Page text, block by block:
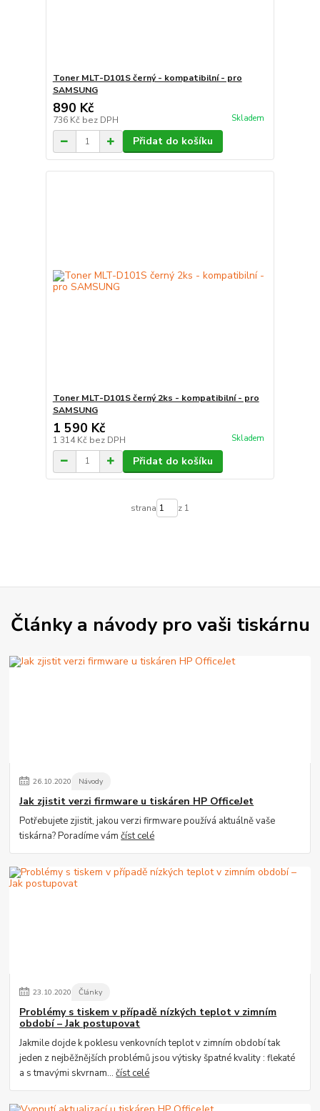
Toner MLT-D101S černý - kompatibilní - pro
SAMSUNG
890 Kč
736 Kč bez DPH Skladem
Přidat do košíku
Toner MLT-D101S černý 2ks - kompatibilní - pro
SAMSUNG
1 590 Kč
1 314 Kč bez DPH Skladem
Přidat do košíku
strana z 1
Články a návody pro vaši tiskárnu
26.10.2020 Návody
Jak zjistit verzi firmware u tiskáren HP OfficeJet
Potřebujete zjistit, jakou verzi firmware používá aktuálně vaše
tiskárna? Poradíme vámčíst celé
23.10.2020 Články
Problémy s tiskem v případě nízkých teplot v zimním
období – Jak postupovat
Jakmile dojde k poklesu venkovních teplot v zimním období tak
jeden z nejběžnějších problémů jsou výtisky špatné kvality : flekaté
a s tmavými skvrnam...číst celé